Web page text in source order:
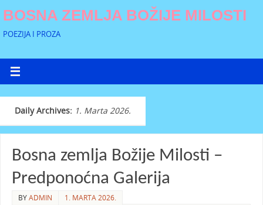
BOSNA ZEMLJA BOŽIJE MILOSTI
POEZIJA I PROZA
Daily Archives: 1. Marta 2026.
Bosna zemlja Božije Milosti –
Predponoćna Galerija
BYADMIN
1. MARTA 2026.